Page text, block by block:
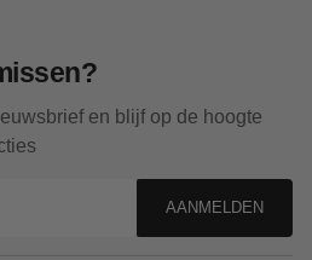
en blijf op de hoogte
AANMELDEN